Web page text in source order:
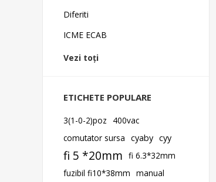
Diferiti
ICME ECAB
Vezi toți
ETICHETE POPULARE
3(1-0-2)poz
400vac
comutator sursa cyaby cyy
fi 5 *20mm fi 6.3*32mm
fuzibil fi10*38mm manual